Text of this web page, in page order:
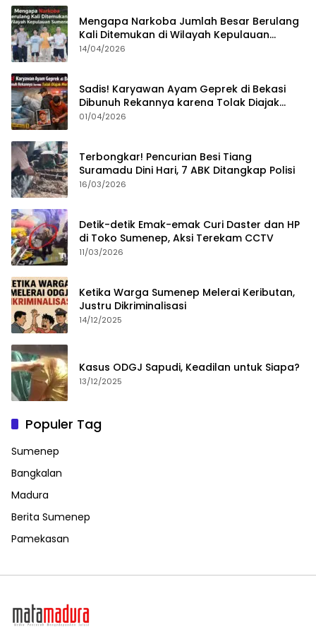
Mengapa Narkoba Jumlah Besar Berulang
Kali Ditemukan di Wilayah Kepulauan
Sumenep?
14/04/2026
Sadis! Karyawan Ayam Geprek di Bekasi
Dibunuh Rekannya karena Tolak Diajak
Merampok Majikan
01/04/2026
Terbongkar! Pencurian Besi Tiang
Suramadu Dini Hari, 7 ABK Ditangkap Polisi
16/03/2026
Detik-detik Emak-emak Curi Daster dan HP
di Toko Sumenep, Aksi Terekam CCTV
11/03/2026
Ketika Warga Sumenep Melerai Keributan,
Justru Dikriminalisasi
14/12/2025
Kasus ODGJ Sapudi, Keadilan untuk Siapa?
13/12/2025
Populer Tag
Sumenep
Bangkalan
Madura
Berita Sumenep
Pamekasan